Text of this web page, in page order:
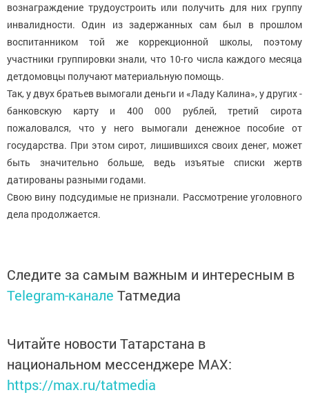
вознаграждение трудоустроить или получить для них группу
инвалидности. Один из задержанных сам был в прошлом
воспитанником той же коррекционной школы, поэтому
участники группировки знали, что 10-го числа каждого месяца
детдомовцы получают материальную помощь.
Так, у двух братьев вымогали деньги и «Ладу Калина», у других -
банковскую карту и 400 000 рублей, третий сирота
пожаловался, что у него вымогали денежное пособие от
государства. При этом сирот, лишившихся своих денег, может
быть значительно больше, ведь изъятые списки жертв
датированы разными годами.
Свою вину подсудимые не признали. Рассмотрение уголовного
дела продолжается.
Следите за самым важным и интересным в
Telegram-канале Татмедиа
Читайте новости Татарстана в
национальном мессенджере MАХ:
https://max.ru/tatmedia